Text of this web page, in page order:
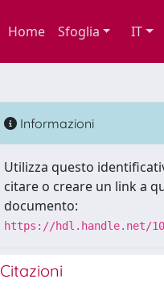
Home Sfoglia IT
Informazioni
Utilizza questo
citare o creare un link a
documento:
https://hdl.handle.net/
Citazioni